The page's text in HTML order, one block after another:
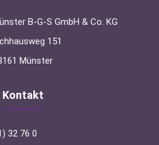
B-G-S GmbH & Co. KG
151
Münster
Kontakt
32 76 0